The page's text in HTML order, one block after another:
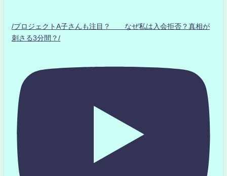
/プロジェクトA子さんも注目？ なぜ私は入会拒否？真相が
刺さる3分間？/